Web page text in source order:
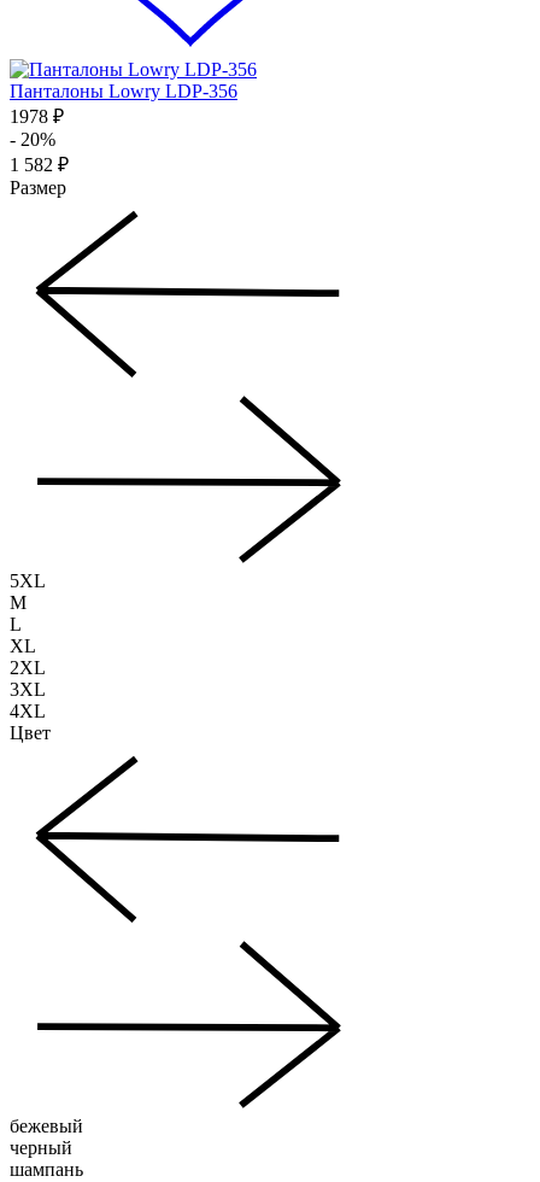
Панталоны Lowry LDP-356
1978 ₽
- 20%
1 582 ₽
Размер
5XL
M
L
XL
2XL
3XL
4XL
Цвет
бежевый
черный
шампань